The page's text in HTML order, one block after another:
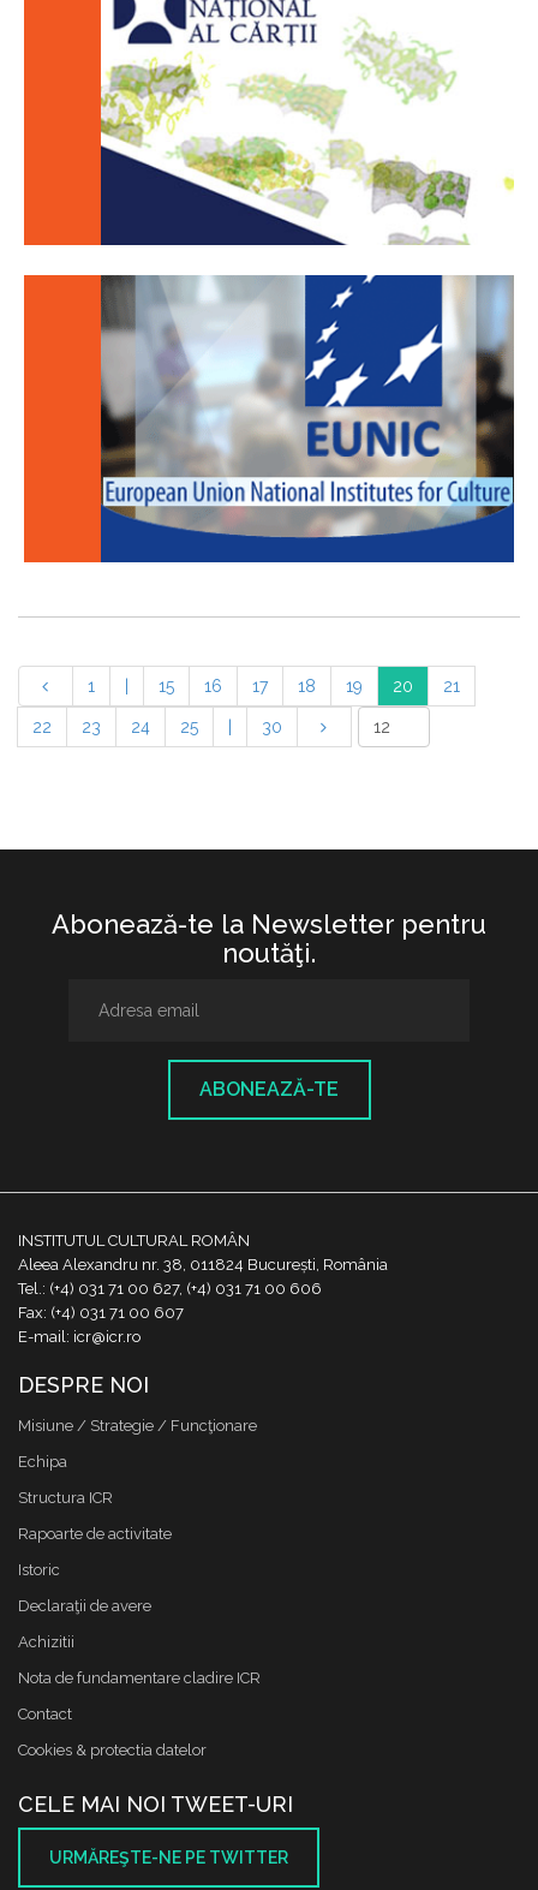
1 15 16 17 18 19 20 21
22 23 24 25 30
Abonează-te la Newsletter pentru
noutăţi.
ABONEAZĂ-TE
INSTITUTUL CULTURAL ROMÂN
Aleea Alexandru nr. 38, 011824 București, România
Tel.: (+4) 031 71 00 627, (+4) 031 71 00 606
Fax: (+4) 031 71 00 607
E-mail: icr@icr.ro
DESPRE NOI
Misiune / Strategie / Funcţionare
Echipa
Structura ICR
Rapoarte de activitate
Istoric
Declaraţii de avere
Achizitii
Nota de fundamentare cladire ICR
Contact
Cookies & protectia datelor
CELE MAI NOI TWEET-URI
URMĂREŞTE-NE PE TWITTER